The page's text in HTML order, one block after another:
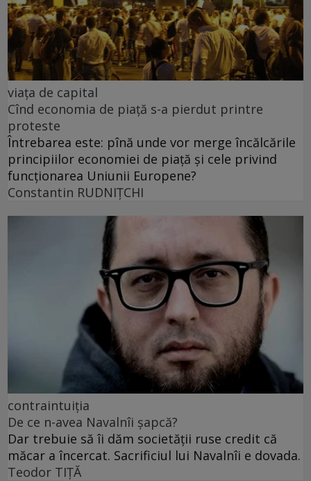
viața de capital
Cînd economia de piață s-a pierdut printre
proteste
Întrebarea este: pînă unde vor merge încălcările
principiilor economiei de piață și cele privind
funcționarea Uniunii Europene?
Constantin RUDNIŢCHI
contraintuiția
De ce n-avea Navalnîi șapcă?
Dar trebuie să îi dăm societății ruse credit că
măcar a încercat. Sacrificiul lui Navalnîi e dovada.
Teodor TIŢĂ